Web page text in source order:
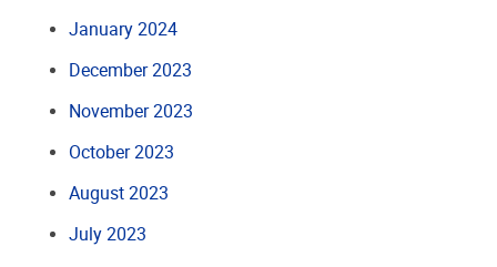
January 2024
December 2023
November 2023
October 2023
August 2023
July 2023